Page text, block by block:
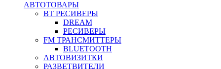
АВТОТОВАРЫ
BT РЕСИВЕРЫ
DREAM
РЕСИВЕРЫ
FM ТРАНСМИТТЕРЫ
BLUETOOTH
АВТОВИЗИТКИ
РАЗВЕТВИТЕЛИ